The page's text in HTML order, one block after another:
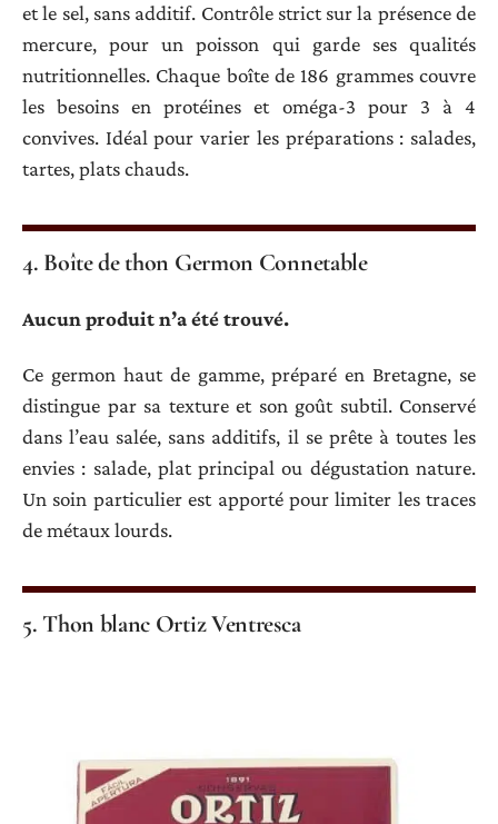
et le sel, sans additif. Contrôle strict sur la présence de
mercure, pour un poisson qui garde ses qualités
nutritionnelles. Chaque boîte de 186 grammes couvre
les besoins en protéines et oméga-3 pour 3 à 4
convives. Idéal pour varier les préparations : salades,
tartes, plats chauds.
4. Boîte de thon Germon Connetable
Aucun produit n’a été trouvé.
Ce germon haut de gamme, préparé en Bretagne, se
distingue par sa texture et son goût subtil. Conservé
dans l’eau salée, sans additifs, il se prête à toutes les
envies : salade, plat principal ou dégustation nature.
Un soin particulier est apporté pour limiter les traces
de métaux lourds.
5. Thon blanc Ortiz Ventresca